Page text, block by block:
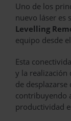
Uno de los
nuevo láser es
Levelling
equipo desde
Esta
y la realización
de
contribuyendo
productividad